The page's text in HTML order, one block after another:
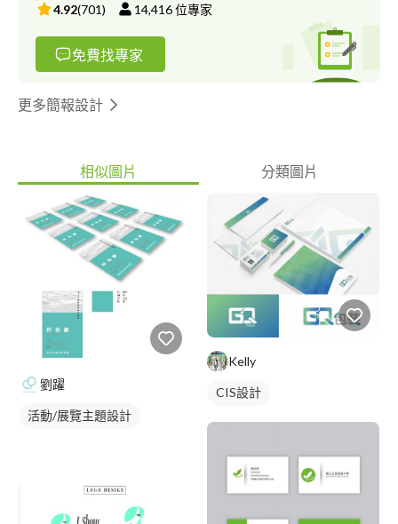
4.92(701) 14,416位專家
免費找專家
更多簡報設計
相似圖片 分類圖片
劉躍
活動/展覽主題設計
Kelly
CIS設計